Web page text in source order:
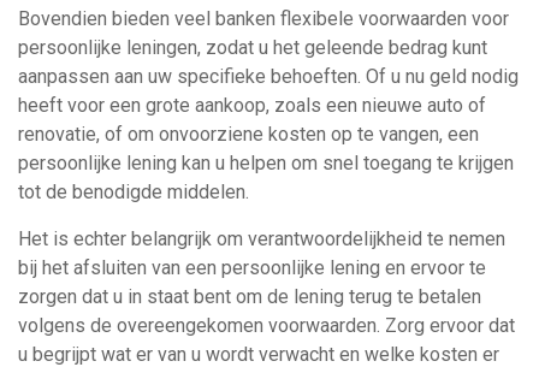
Bovendien bieden veel banken flexibele voorwaarden voor
persoonlijke leningen, zodat u het geleende bedrag kunt
aanpassen aan uw specifieke behoeften. Of u nu geld nodig
heeft voor een grote aankoop, zoals een nieuwe auto of
renovatie, of om onvoorziene kosten op te vangen, een
persoonlijke lening kan u helpen om snel toegang te krijgen
tot de benodigde middelen.
Het is echter belangrijk om verantwoordelijkheid te nemen
bij het afsluiten van een persoonlijke lening en ervoor te
zorgen dat u in staat bent om de lening terug te betalen
volgens de overeengekomen voorwaarden. Zorg ervoor dat
u begrijpt wat er van u wordt verwacht en welke kosten er